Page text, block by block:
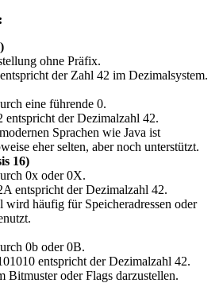
ohne Präfix.
der Zahl 42 im Dezimalsystem.
eine führende 0.
entspricht der Dezimalzahl 42.
Sprachen wie Java ist
eher selten, aber noch unterstützt.
16)
0x oder 0X.
entspricht der Dezimalzahl 42.
wird häufig für Speicheradressen oder
0b oder 0B.
entspricht der Dezimalzahl 42.
Bitmuster oder Flags darzustellen.